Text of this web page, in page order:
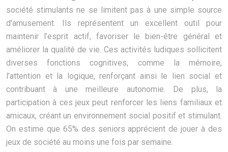
société stimulants ne se limitent pas à une simple source
d’amusement. Ils représentent un excellent outil pour
maintenir l’esprit actif, favoriser le bien-être général et
améliorer la qualité de vie. Ces activités ludiques sollicitent
diverses fonctions cognitives, comme la mémoire,
l’attention et la logique, renforçant ainsi le lien social et
contribuant à une meilleure autonomie. De plus, la
participation à ces jeux peut renforcer les liens familiaux et
amicaux, créant un environnement social positif et stimulant.
On estime que 65% des seniors apprécient de jouer à des
jeux de société au moins une fois par semaine.